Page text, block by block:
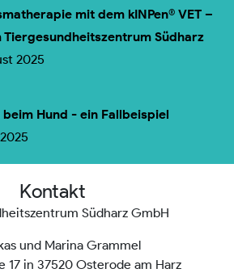
mit dem kINPen® VET –
Tiergesundheitszentrum Südharz
2025
beim Hund - ein Fallbeispiel
Kontakt
Südharz GmbH
und Marina Grammel
17 in 37520 Osterode am Harz